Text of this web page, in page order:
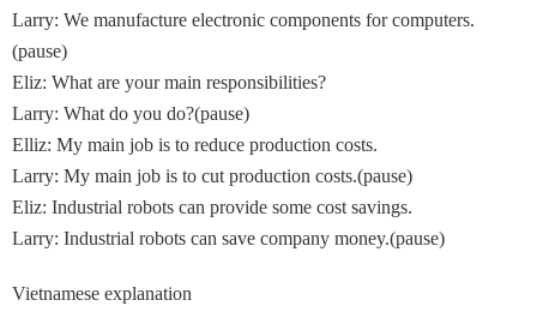
Larry: We manufacture electronic components for computers.
(pause)
Eliz: What are your main responsibilities?
Larry: What do you do?(pause)
Elliz: My main job is to reduce production costs.
Larry: My main job is to cut production costs.(pause)
Eliz: Industrial robots can provide some cost savings.
Larry: Industrial robots can save company money.(pause)
Vietnamese explanation